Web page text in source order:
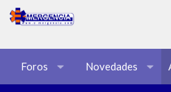
Foros Novedades